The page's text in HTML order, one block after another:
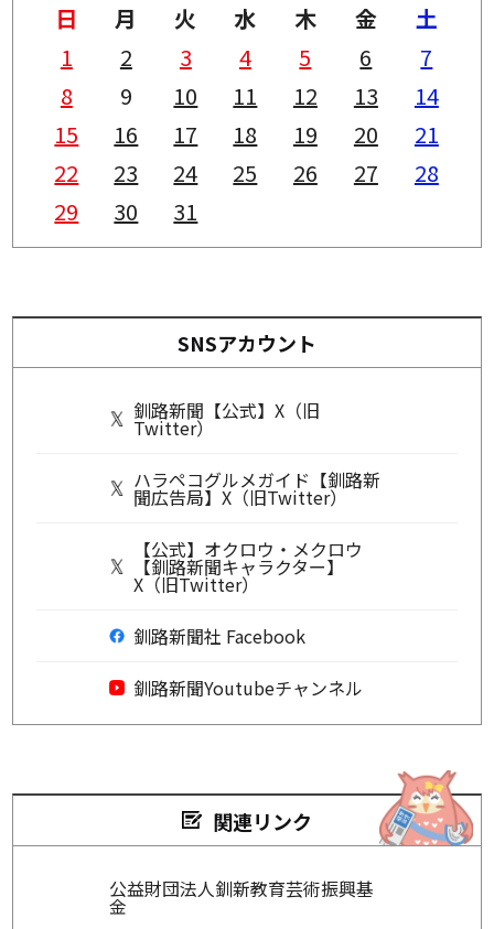
日 月 火 水 木 金
土
1
2 3 4 5 6
7
8
9 10 11 12 13
14
15
16 17 18 19 20
21
22
23 24 25 26 27
28
29
30 31
SNSアカウント
釧路新聞【公式】X（旧
Twitter）
ハラペコグルメガイド【釧路新
聞広告局】X（旧Twitter）
【公式】オクロウ・メクロウ
【釧路新聞キャラクター】
X（旧Twitter）
釧路新聞社 Facebook
釧路新聞Youtubeチャンネル
関連リンク
公益財団法人釧新教育芸術振興基
金